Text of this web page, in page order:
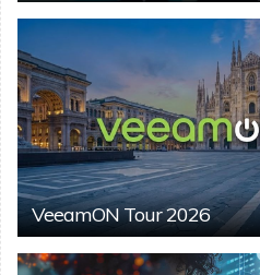
VeeamON Tour 2026